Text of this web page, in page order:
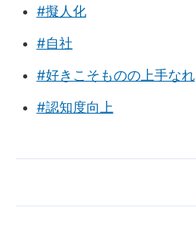
#擬人化
#自社
#好きこそものの上手なれ
#認知度向上